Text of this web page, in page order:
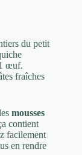
du petit
œuf.
fraîches
mousses
contient
facilement
en rendre